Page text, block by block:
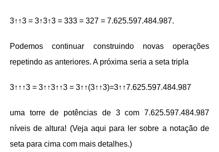
3↑↑3 = 3↑3↑3 = 333 = 327 = 7.625.597.484.987.
Podemos continuar construindo novas operações
repetindo as anteriores. A próxima seria a seta tripla
3↑↑↑3 = 3↑↑3↑↑3 = 3↑↑(3↑↑3)=3↑↑7.625.597.484.987
uma torre de potências de 3 com 7.625.597.484.987
níveis de altura! (Veja aqui para ler sobre a notação de
seta para cima com mais detalhes.)